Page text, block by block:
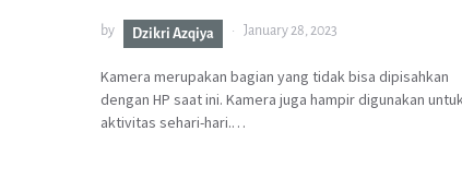
by Dzikri Azqiya January 28, 2023
Kamera merupakan bagian yang tidak bisa dipisahkan
dengan HP saat ini. Kamera juga hampir digunakan
aktivitas sehari-hari.…